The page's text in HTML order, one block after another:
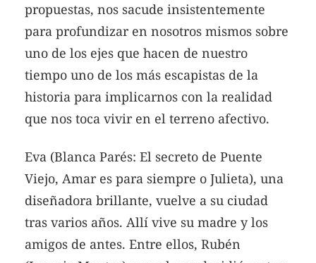
propuestas, nos sacude insistentemente
para profundizar en nosotros mismos sobre
uno de los ejes que hacen de nuestro
tiempo uno de los más escapistas de la
historia para implicarnos con la realidad
que nos toca vivir en el terreno afectivo.
Eva (Blanca Parés: El secreto de Puente
Viejo, Amar es para siempre o Julieta), una
diseñadora brillante, vuelve a su ciudad
tras varios años. Allí vive su madre y los
amigos de antes. Entre ellos, Rubén